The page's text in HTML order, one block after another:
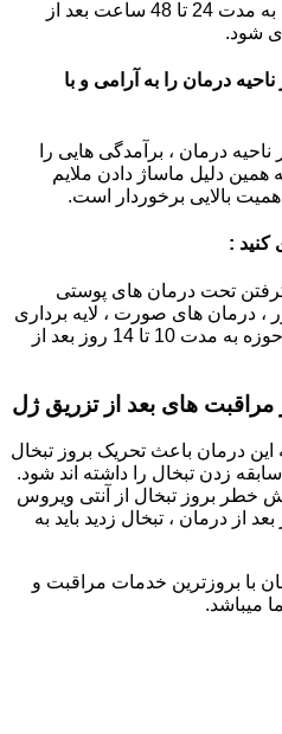
کرده و به همین دلیل باید حداقل به مدت 24 تا 48 ساعت بعد از
شود.
درمان را به آرامی و با
درمان ، برآمدگی هایی را
دلیل ماساژ دادن ملایم
بالایی برخوردار است.
گرفتن تحت درمان های پوستی
، درمان های صورت ، لایه برداری
، وکس و سایر درمان ها در این حوزه به مدت 10 تا 14 روز بعد از
های بعد از تزریق ژل
درمان باعث تحریک بروز تبخال
زدن تبخال را داشته اند شود.
خطر بروز تبخال از آنتی ویروس
از درمان ، تبخال زدید باید به
با بروزترین خدمات مراقبت و
میباشد.